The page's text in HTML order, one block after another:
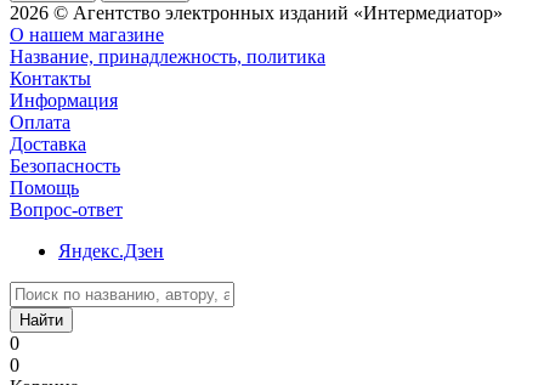
2026 © Агентство электронных изданий «Интермедиатор»
О нашем магазине
Название, принадлежность, политика
Контакты
Информация
Оплата
Доставка
Безопасность
Помощь
Вопрос-ответ
Яндекс.Дзен
Найти
0
0